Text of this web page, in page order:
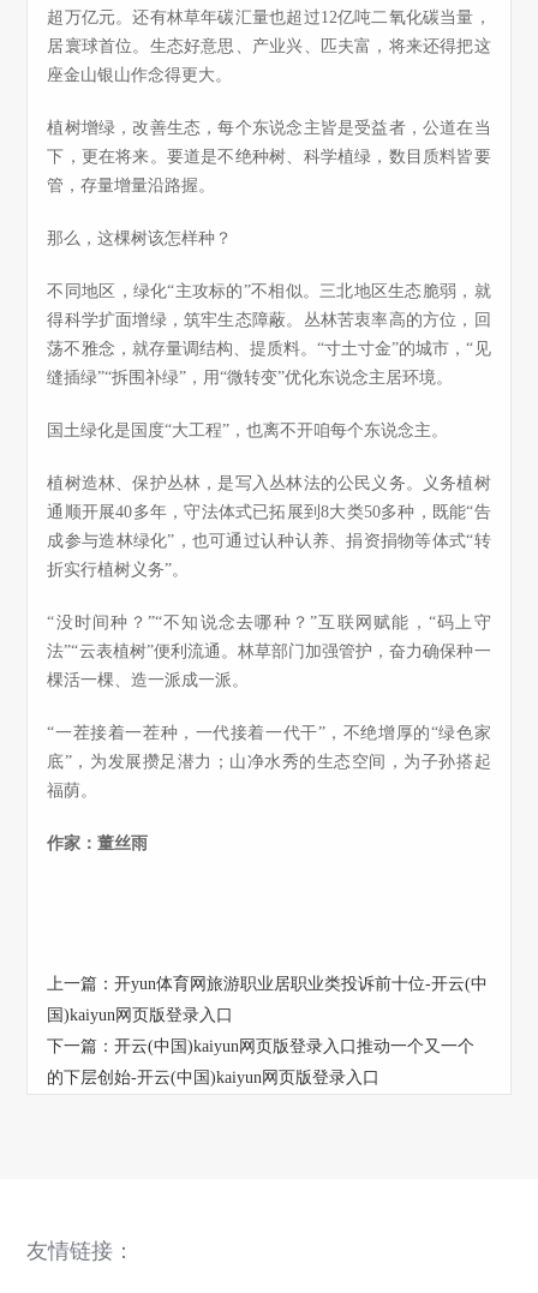
超万亿元。还有林草年碳汇量也超过12亿吨二氧化碳当量，
居寰球首位。生态好意思、产业兴、匹夫富，将来还得把这
座金山银山作念得更大。
植树增绿，改善生态，每个东说念主皆是受益者，公道在当
下，更在将来。要道是不绝种树、科学植绿，数目质料皆要
管，存量增量沿路握。
那么，这棵树该怎样种？
不同地区，绿化“主攻标的”不相似。三北地区生态脆弱，就
得科学扩面增绿，筑牢生态障蔽。丛林苦衷率高的方位，回
荡不雅念，就存量调结构、提质料。“寸土寸金”的城市，“见
缝插绿”“拆围补绿”，用“微转变”优化东说念主居环境。
国土绿化是国度“大工程”，也离不开咱每个东说念主。
植树造林、保护丛林，是写入丛林法的公民义务。义务植树
通顺开展40多年，守法体式已拓展到8大类50多种，既能“告
成参与造林绿化”，也可通过认种认养、捐资捐物等体式“转
折实行植树义务”。
“没时间种？”“不知说念去哪种？”互联网赋能，“码上守
法”“云表植树”便利流通。林草部门加强管护，奋力确保种一
棵活一棵、造一派成一派。
“一茬接着一茬种，一代接着一代干”，不绝增厚的“绿色家
底”，为发展攒足潜力；山净水秀的生态空间，为子孙搭起
福荫。
作家：董丝雨
上一篇：开yun体育网旅游职业居职业类投诉前十位-开云(中
国)kaiyun网页版登录入口
下一篇：开云(中国)kaiyun网页版登录入口推动一个又一个
的下层创始-开云(中国)kaiyun网页版登录入口
友情链接：